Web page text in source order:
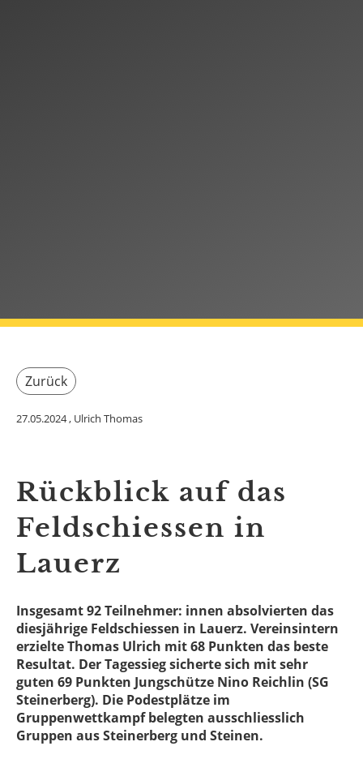
Zurück
27.05.2024, Ulrich Thomas
Rückblick auf das
Feldschiessen in
Lauerz
Insgesamt 92 Teilnehmer: innen absolvierten das
diesjährige Feldschiessen in Lauerz. Vereinsintern
erzielte Thomas Ulrich mit 68 Punkten das beste
Resultat. Der Tagessieg sicherte sich mit sehr
guten 69 Punkten Jungschütze Nino Reichlin (SG
Steinerberg). Die Podestplätze im
Gruppenwettkampf belegten ausschliesslich
Gruppen aus Steinerberg und Steinen.